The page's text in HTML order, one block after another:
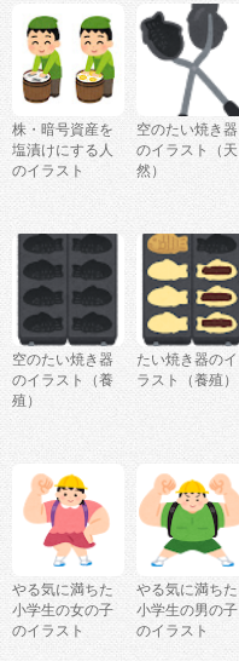
株・暗号資産を
塩漬けにする人
のイラスト
空のたい焼き器
のイラスト（天
然）
空のたい焼き器
のイラスト（養
殖）
たい焼き器のイ
ラスト（養殖）
やる気に満ちた
小学生の女の子
のイラスト
やる気に満ちた
小学生の男の子
のイラスト